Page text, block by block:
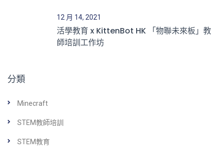
12 月 14, 2021
活學教育 x KittenBot HK 「物聯未來板」教
師培訓工作坊
分類
Minecraft
STEM教師培訓
STEM教育